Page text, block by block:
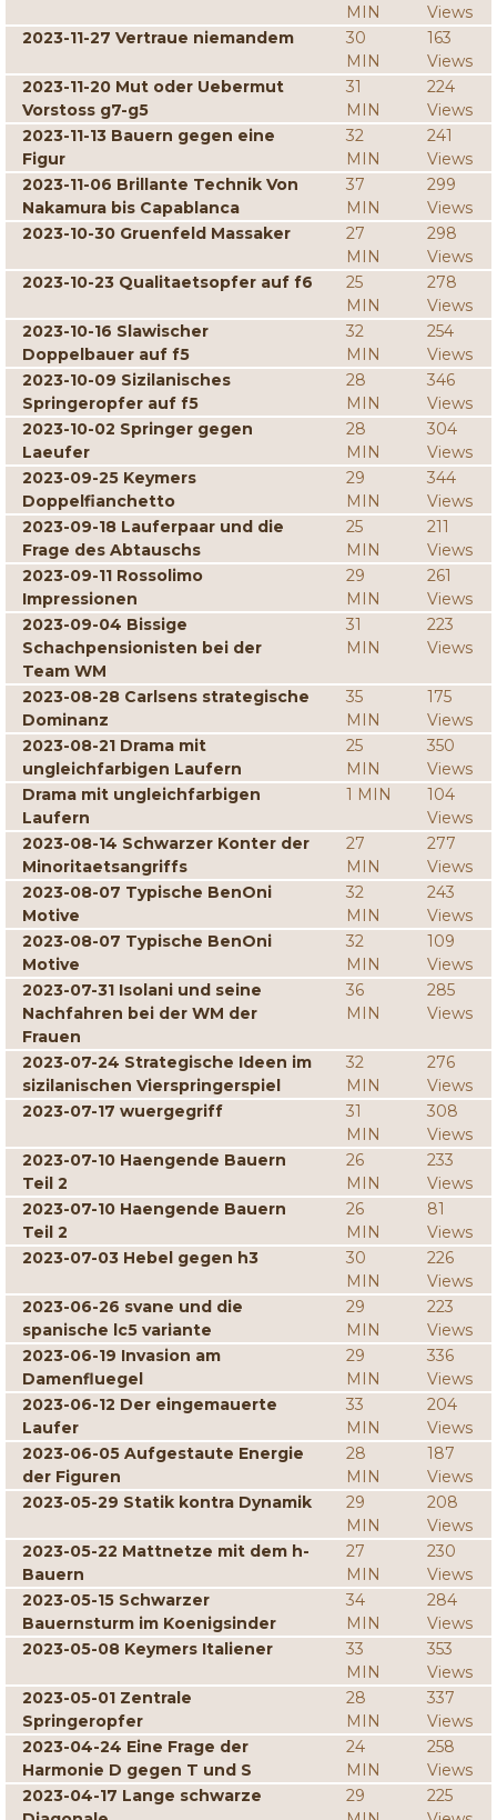
MIN
Views
2023-11-27 Vertraue niemandem
30
MIN
163
Views
2023-11-20 Mut oder Uebermut
Vorstoss g7-g5
31
MIN
224
Views
2023-11-13 Bauern gegen eine
Figur
32
MIN
241
Views
2023-11-06 Brillante Technik Von
Nakamura bis Capablanca
37
MIN
299
Views
2023-10-30 Gruenfeld Massaker
27
MIN
298
Views
2023-10-23 Qualitaetsopfer auf f6
25
MIN
278
Views
2023-10-16 Slawischer
Doppelbauer auf f5
32
MIN
254
Views
2023-10-09 Sizilanisches
Springeropfer auf f5
28
MIN
346
Views
2023-10-02 Springer gegen
Laeufer
28
MIN
304
Views
2023-09-25 Keymers
Doppelfianchetto
29
MIN
344
Views
2023-09-18 Lauferpaar und die
Frage des Abtauschs
25
MIN
211
Views
2023-09-11 Rossolimo
Impressionen
29
MIN
261
Views
2023-09-04 Bissige
Schachpensionisten bei der
Team WM
31
MIN
223
Views
2023-08-28 Carlsens strategische
Dominanz
35
MIN
175
Views
2023-08-21 Drama mit
ungleichfarbigen Laufern
25
MIN
350
Views
Drama mit ungleichfarbigen
Laufern
1 MIN
104
Views
2023-08-14 Schwarzer Konter der
Minoritaetsangriffs
27
MIN
277
Views
2023-08-07 Typische BenOni
Motive
32
MIN
243
Views
2023-08-07 Typische BenOni
Motive
32
MIN
109
Views
2023-07-31 Isolani und seine
Nachfahren bei der WM der
Frauen
36
MIN
285
Views
2023-07-24 Strategische Ideen im
sizilanischen Vierspringerspiel
32
MIN
276
Views
2023-07-17 wuergegriff
31
MIN
308
Views
2023-07-10 Haengende Bauern
Teil 2
26
MIN
233
Views
2023-07-10 Haengende Bauern
Teil 2
26
MIN
81
Views
2023-07-03 Hebel gegen h3
30
MIN
226
Views
2023-06-26 svane und die
spanische lc5 variante
29
MIN
223
Views
2023-06-19 Invasion am
Damenfluegel
29
MIN
336
Views
2023-06-12 Der eingemauerte
Laufer
33
MIN
204
Views
2023-06-05 Aufgestaute Energie
der Figuren
28
MIN
187
Views
2023-05-29 Statik kontra Dynamik
29
MIN
208
Views
2023-05-22 Mattnetze mit dem h-
Bauern
27
MIN
230
Views
2023-05-15 Schwarzer
Bauernsturm im Koenigsinder
34
MIN
284
Views
2023-05-08 Keymers Italiener
33
MIN
353
Views
2023-05-01 Zentrale
Springeropfer
28
MIN
337
Views
2023-04-24 Eine Frage der
Harmonie D gegen T und S
24
MIN
258
Views
2023-04-17 Lange schwarze
29
225